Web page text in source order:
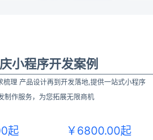
小程序开发案例
梳理 产品设计再到开发落地,提供一站式小程序
制作服务，为您拓展无限商机
起 ￥6800.00起